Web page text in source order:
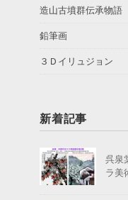
造山古墳群伝承物語
鉛筆画
３Ｄイリュジョン
新着記事
呉泉
ラ美